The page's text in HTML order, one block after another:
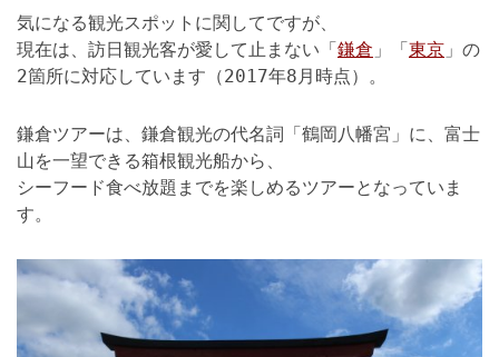
気になる観光スポットに関してですが、
現在は、訪日観光客が愛して止まない「鎌倉 」「東京 」の
2箇所に対応しています（2017年8月時点）。
鎌倉ツアーは、鎌倉観光の代名詞「鶴岡八幡宮」に、富士
山を一望できる箱根観光船から、
シーフード食べ放題までを楽しめるツアーとなっていま
す。